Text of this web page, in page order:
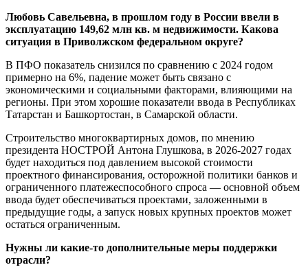
Любовь Савельевна, в прошлом году в России ввели в
эксплуатацию 149,62 млн кв. м недвижимости. Какова
ситуация в Приволжском федеральном округе?
В ПФО показатель снизился по сравнению с 2024 годом
примерно на 6%, падение может быть связано с
экономическими и социальными факторами, влияющими на
регионы. При этом хорошие показатели ввода в Республиках
Татарстан и Башкортостан, в Самарской области.
Строительство многоквартирных домов, по мнению
президента НОСТРОЙ Антона Глушкова, в 2026-2027 годах
будет находиться под давлением высокой стоимости
проектного финансирования, осторожной политики банков и
ограниченного платежеспособного спроса — основной объем
ввода будет обеспечиваться проектами, заложенными в
предыдущие годы, а запуск новых крупных проектов может
остаться ограниченным.
Нужны ли какие-то дополнительные меры поддержки
отрасли?